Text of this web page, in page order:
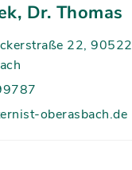
Dr. Thomas
22, 90522
oberasbach.de